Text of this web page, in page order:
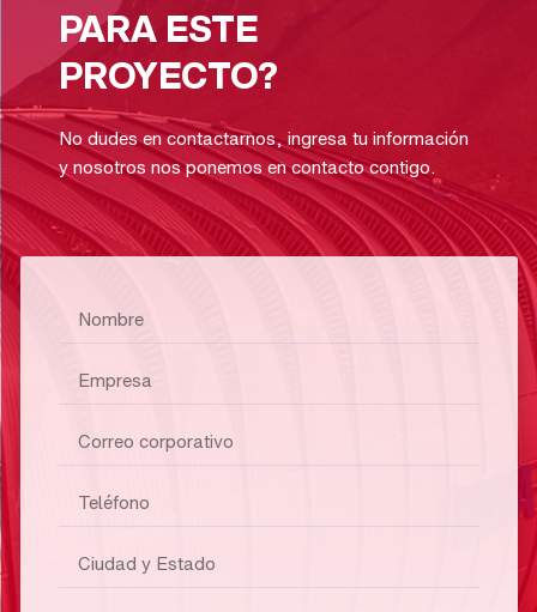
PARA ESTE
PROYECTO?
No dudes en contactarnos, ingresa tu información
y nosotros nos ponemos en contacto contigo.